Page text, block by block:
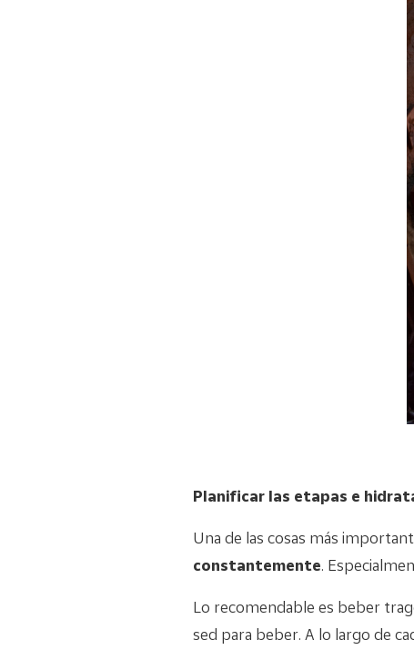
Planificar las etapas e
Una de las cosas más
constantemente.
Lo recomendable es beber
sed para beber. A lo largo de